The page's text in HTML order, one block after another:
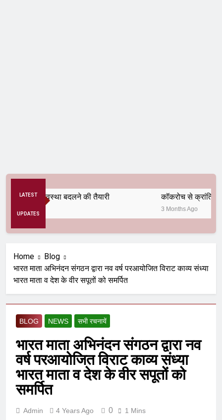
LATEST
UPDATES
व्यवस्था बदलने की तैयारी कॉकरोच से क्रांति तक
3 Months Ago
Home
Blog
भारत माता अभिनंदन संगठन द्वारा नव वर्ष परआयोजित विराट काव्य संध्या
भारत माता व देश के वीर सपूतों को समर्पित
BLOG NEWS सभी रचनायें
भारत माता अभिनंदन संगठन द्वारा नव
वर्ष परआयोजित विराट काव्य संध्या
भारत माता व देश के वीर सपूतों को
समर्पित
Admin 4 Years Ago 0 1 Mins